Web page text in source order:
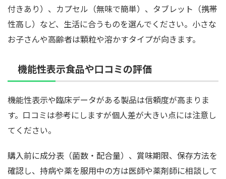
付きあり）、カプセル（無味で簡単）、タブレット（携帯
性高し）など、生活に合うものを選んでください。小さな
お子さんや高齢者は顆粒や溶かすタイプが向きます。
機能性表示食品や口コミの評価
機能性表示や臨床データがある製品は信頼度が高まりま
す。口コミは参考にしますが個人差が大きい点には注意し
てください。
購入前に成分表（菌数・配合量）、賞味期限、保存方法を
確認し、持病や薬を服用中の方は医師や薬剤師に相談して